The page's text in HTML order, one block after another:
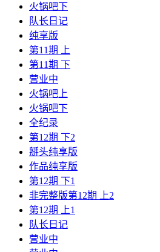
火锅吧下
队长日记
纯享版
第11期 上
第11期 下
营业中
火锅吧上
火锅吧下
全纪录
第12期 下2
掰头纯享版
作品纯享版
第12期 下1
非完整版第12期 上2
第12期 上1
队长日记
营业中